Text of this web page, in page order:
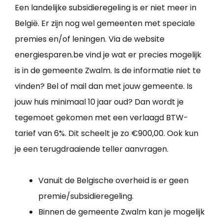
Een landelijke subsidieregeling is er niet meer in
België. Er zijn nog wel gemeenten met speciale
premies en/of leningen. Via de website
energiesparen.be vind je wat er precies mogelijk
is in de gemeente Zwalm. Is de informatie niet te
vinden? Bel of mail dan met jouw gemeente. Is
jouw huis minimaal 10 jaar oud? Dan wordt je
tegemoet gekomen met een verlaagd BTW-
tarief van 6%. Dit scheelt je zo €900,00. Ook kun
je een terugdraaiende teller aanvragen.
Vanuit de Belgische overheid is er geen
premie/subsidieregeling.
Binnen de gemeente Zwalm kan je mogelijk